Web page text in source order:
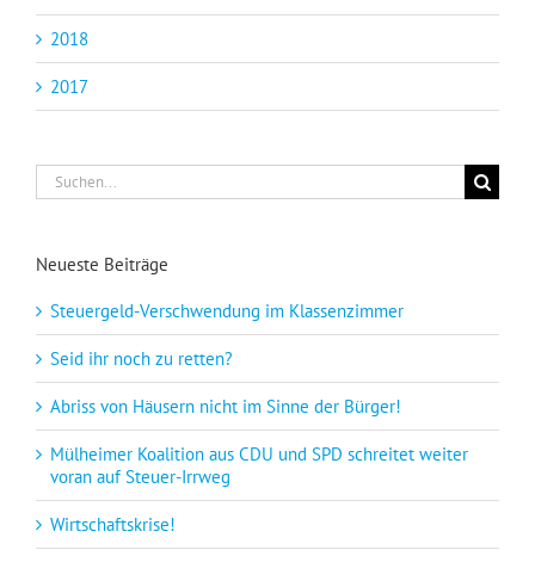
2018
2017
Suche
nach:
Neueste Beiträge
Steuergeld-Verschwendung im Klassenzimmer
Seid ihr noch zu retten?
Abriss von Häusern nicht im Sinne der Bürger!
Mülheimer Koalition aus CDU und SPD schreitet weiter
voran auf Steuer-Irrweg
Wirtschaftskrise!